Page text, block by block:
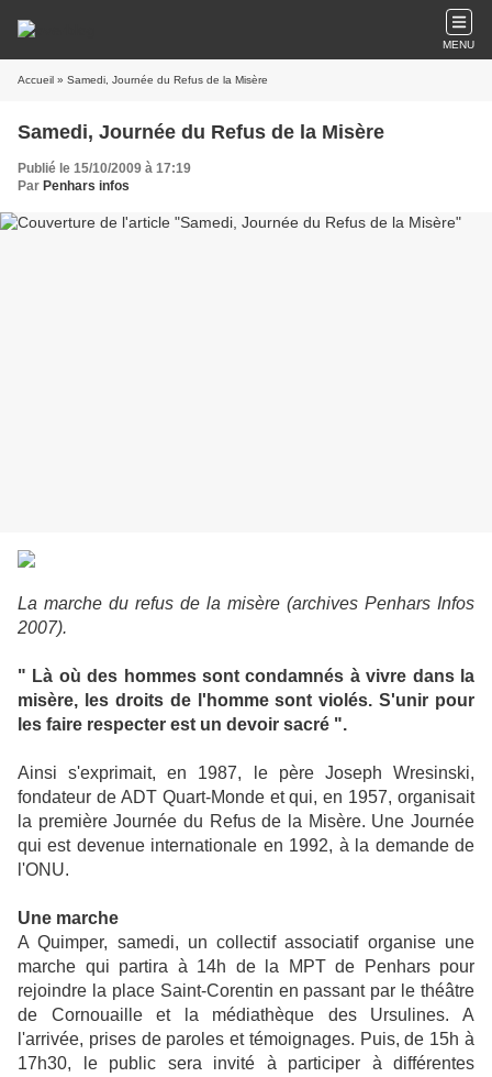
MENU
Accueil » Samedi, Journée du Refus de la Misère
Samedi, Journée du Refus de la Misère
Publié le 15/10/2009 à 17:19
Par Penhars infos
La marche du refus de la misère (archives Penhars Infos
2007).
" Là où des hommes sont condamnés à vivre dans la
misère, les droits de l'homme sont violés. S'unir pour
les faire respecter est un devoir sacré ".
Ainsi s'exprimait, en 1987, le père Joseph Wresinski,
fondateur de ADT Quart-Monde et qui, en 1957, organisait
la première Journée du Refus de la Misère. Une Journée
qui est devenue internationale en 1992, à la demande de
l'ONU.
Une marche
A Quimper, samedi, un collectif associatif organise une
marche qui partira à 14h de la MPT de Penhars pour
rejoindre la place Saint-Corentin en passant par le théâtre
de Cornouaille et la médiathèque des Ursulines. A
l'arrivée, prises de paroles et témoignages. Puis, de 15h à
17h30, le public sera invité à participer à différentes